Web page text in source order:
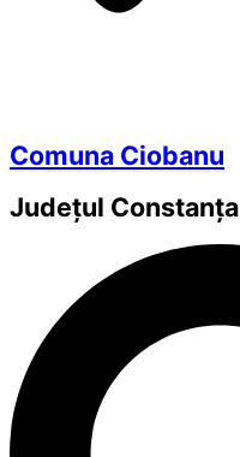
Comuna Ciobanu
Județul Constanța